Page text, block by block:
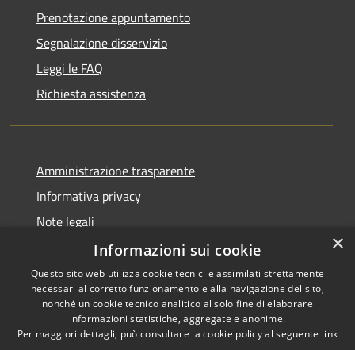
Prenotazione appuntamento
Segnalazione disservizio
Leggi le FAQ
Richiesta assistenza
Amministrazione trasparente
Informativa privacy
Note legali
Dichiarazione di accessibilità
RSS
Accessibilità
Copyright © 2026 • Comune di
Borghetto di Vara • Powered
×
Informazioni sui cookie
Questo sito web utilizza cookie tecnici e assimilati strettamente
necessari al corretto funzionamento e alla navigazione del sito,
nonché un cookie tecnico analitico al solo fine di elaborare
informazioni statistiche, aggregate e anonime.
Per maggiori dettagli, può consultare la cookie policy al seguente link